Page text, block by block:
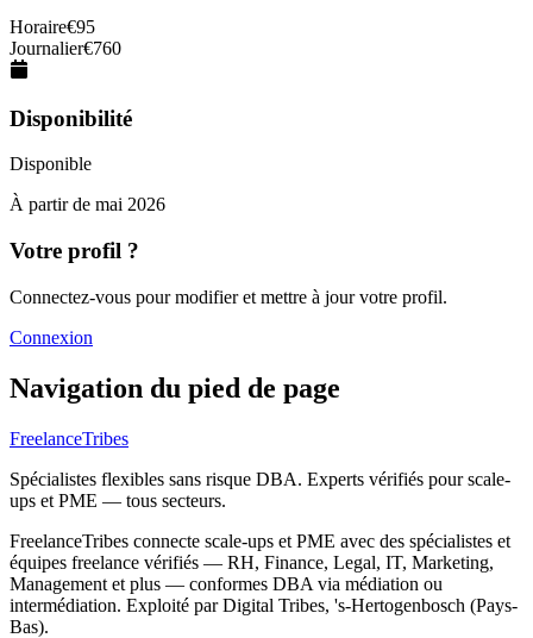
Horaire€95
Journalier€760
Disponibilité
Disponible
À partir de mai 2026
Votre profil ?
Connectez-vous pour modifier et mettre à jour votre profil.
Connexion
Navigation du pied de page
FreelanceTribes
Spécialistes flexibles sans risque DBA. Experts vérifiés pour scale-
ups et PME — tous secteurs.
FreelanceTribes connecte scale-ups et PME avec des spécialistes et
équipes freelance vérifiés — RH, Finance, Legal, IT, Marketing,
Management et plus — conformes DBA via médiation ou
intermédiation. Exploité par Digital Tribes, 's-Hertogenbosch (Pays-
Bas).